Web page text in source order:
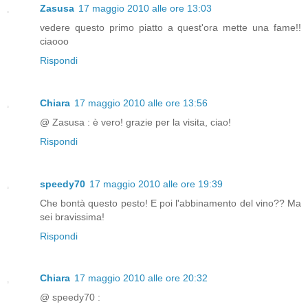
Zasusa 17 maggio 2010 alle ore 13:03
vedere questo primo piatto a quest'ora mette una fame!!
ciaooo
Rispondi
Chiara 17 maggio 2010 alle ore 13:56
@ Zasusa : è vero! grazie per la visita, ciao!
Rispondi
speedy70 17 maggio 2010 alle ore 19:39
Che bontà questo pesto! E poi l'abbinamento del vino?? Ma
sei bravissima!
Rispondi
Chiara 17 maggio 2010 alle ore 20:32
@ speedy70 :